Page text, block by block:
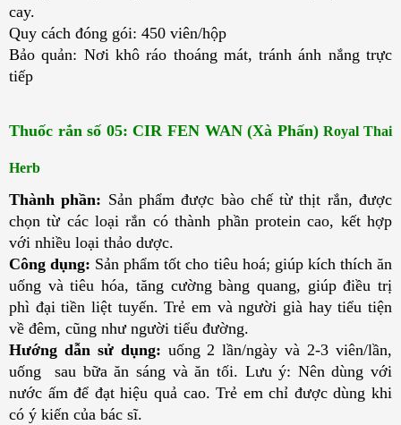
cay.
Quy cách đóng gói: 450 viên/hộp
Bảo quản: Nơi khô ráo thoáng mát, tránh ánh nắng trực
tiếp
Thuốc rắn số 05: CIR FEN WAN (Xà Phấn) Royal Thai
Herb
Thành phần: Sản phẩm được bào chế từ thịt rắn, được
chọn từ các loại rắn có thành phần protein cao, kết hợp
với nhiều loại thảo dược.
Công dụng: Sản phẩm tốt cho tiêu hoá; giúp kích thích ăn
uống và tiêu hóa, tăng cường bàng quang, giúp điều trị
phì đại tiền liệt tuyến. Trẻ em và người già hay tiểu tiện
về đêm, cũng như người tiểu đường.
Hướng dẫn sử dụng: uống 2 lần/ngày và 2-3 viên/lần,
uống sau bữa ăn sáng và ăn tối. Lưu ý: Nên dùng với
nước ấm để đạt hiệu quả cao. Trẻ em chỉ được dùng khi
có ý kiến của bác sĩ.